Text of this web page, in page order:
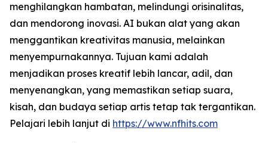
menghilangkan hambatan, melindungi orisinalitas,
dan mendorong inovasi. AI bukan alat yang akan
menggantikan kreativitas manusia, melainkan
menyempurnakannya. Tujuan kami adalah
menjadikan proses kreatif lebih lancar, adil, dan
menyenangkan, yang memastikan setiap suara,
kisah, dan budaya setiap artis tetap tak tergantikan.
Pelajari lebih lanjut di https://www.nfhits.com